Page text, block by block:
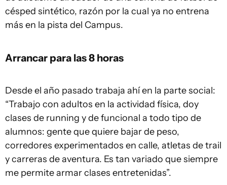
césped sintético, razón por la cual ya no entrena
más en la pista del Campus.
Arrancar para las 8 horas
Desde el año pasado trabaja ahí en la parte social:
“Trabajo con adultos en la actividad física, doy
clases de running y de funcional a todo tipo de
alumnos: gente que quiere bajar de peso,
corredores experimentados en calle, atletas de trail
y carreras de aventura. Es tan variado que siempre
me permite armar clases entretenidas”.